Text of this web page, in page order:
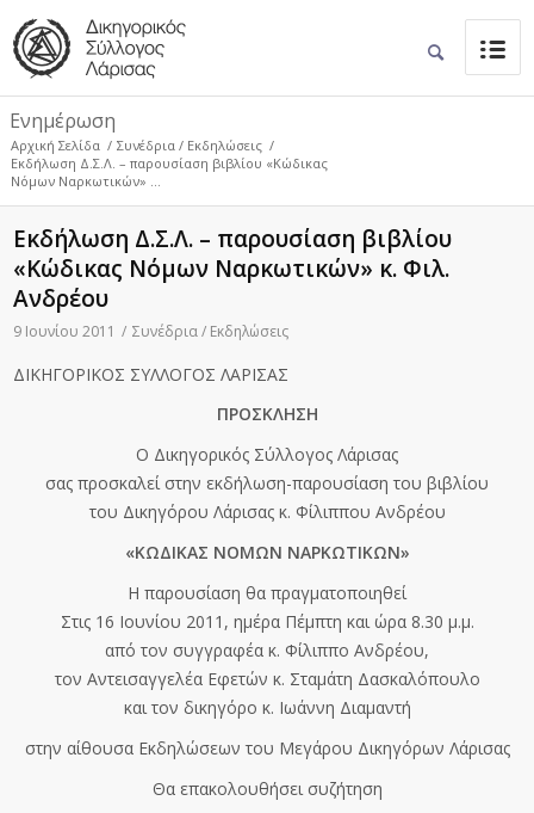
Ενημέρωση
Αρχική Σελίδα / Συνέδρια / Εκδηλώσεις /
Εκδήλωση Δ.Σ.Λ. – παρουσίαση βιβλίου «Κώδικας
Νόμων Ναρκωτικών» ...
Εκδήλωση Δ.Σ.Λ. – παρουσίαση βιβλίου
«Κώδικας Νόμων Ναρκωτικών» κ. Φιλ.
Ανδρέου
9 Ιουνίου 2011 / Συνέδρια / Εκδηλώσεις
ΔΙΚΗΓΟΡΙΚΟΣ ΣΥΛΛΟΓΟΣ ΛΑΡΙΣΑΣ
ΠΡΟΣΚΛΗΣΗ
Ο Δικηγορικός Σύλλογος Λάρισας
σας προσκαλεί στην εκδήλωση-παρουσίαση του βιβλίου
του Δικηγόρου Λάρισας κ. Φίλιππου Ανδρέου
«ΚΩΔΙΚΑΣ ΝΟΜΩΝ ΝΑΡΚΩΤΙΚΩΝ»
Η παρουσίαση θα πραγματοποιηθεί
Στις 16 Ιουνίου 2011, ημέρα Πέμπτη και ώρα 8.30 μ.μ.
από τον συγγραφέα κ. Φίλιππο Ανδρέου,
τον Αντεισαγγελέα Εφετών κ. Σταμάτη Δασκαλόπουλο
και τον δικηγόρο κ. Ιωάννη Διαμαντή
στην αίθουσα Εκδηλώσεων του Μεγάρου Δικηγόρων Λάρισας
Θα επακολουθήσει συζήτηση